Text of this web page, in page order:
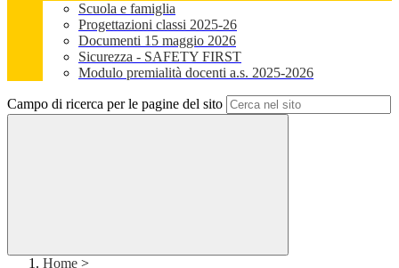
Scuola e famiglia
Progettazioni classi 2025-26
Documenti 15 maggio 2026
Sicurezza - SAFETY FIRST
Modulo premialità docenti a.s. 2025-2026
Campo di ricerca per le pagine del sito
Home >